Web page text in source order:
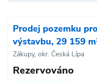
Prodej pozemku
výstavbu, 29 159
Zákupy, okr. Česká Lípa
Rezervováno